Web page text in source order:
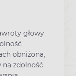
głowy
obniżona,
zdolność